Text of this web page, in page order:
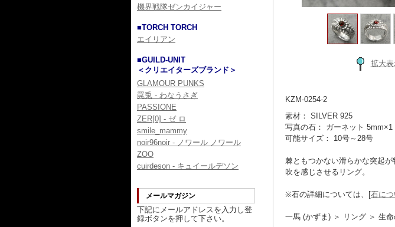
機界戦隊ゼンカイジャー
■TORCH TORCH
エイリアン
■GUILD-UNIT
＜クリエイターズブランド＞
GLAMOUR PUNKS
罠兎 - わなうさぎ
PASSIONE
ZER[0] - ゼ ロ
smile_mammy
noir96noir - ノワール ノワール
ZOO
cuirdeson - キュイールデソン
メールマガジン
下記にメールアドレスを入力し登
録ボタンを押して下さい。
拡大表
KZM-0254-2
素材： SILVER 925
写真の石： ガーネット 5mm×1
可能サイズ： 10号～28号
棘ともつかない滑らかな突起
吹を感じさせるリング。
※石の詳細については、[石に
一馬 (かずま) ＞ リング ＞ 生